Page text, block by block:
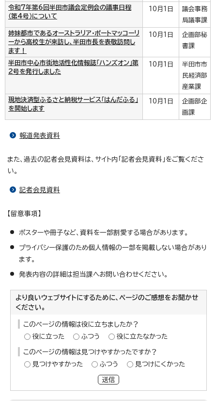
令和7年第6回半田市議会定例会の議事日程
（第4号）について
10月1日
議会事務
局議事課
姉妹都市であるオーストラリア・ポートマッコーリ
ーから高校生が来訪し、半田市長を表敬訪問し
ます！
10月1日
企画部秘
書課
半田市中心市街地活性化情報誌「ハンズオン」第
2号を発行しました
10月1日
半田市市
民経済部
産業課
現地決済型ふるさと納税サービス「はんだふる」
を開始します
10月1日
企画部企
画課
報道発表資料
また、過去の記者会見資料は、サイト内「記者会見資料」をご覧くださ
い。
記者会見資料
【留意事項】
ポスターや冊子など、資料を一部割愛する場合があります。
プライバシー保護のため個人情報の一部を掲載しない場合があり
ます。
発表内容の詳細は担当課へお問い合わせください。
より良いウェブサイトにするために、ページのご感想をお聞かせ
ください。
このページの情報は役に立ちましたか？
役に立った
ふつう 役に立たなかった
このページの情報は見つけやすかったですか？
見つけやすかった
ふつう 見つけにくかった
送信